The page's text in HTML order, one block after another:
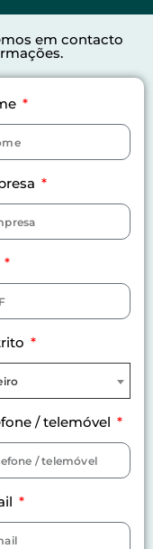
em contacto
/ telemóvel